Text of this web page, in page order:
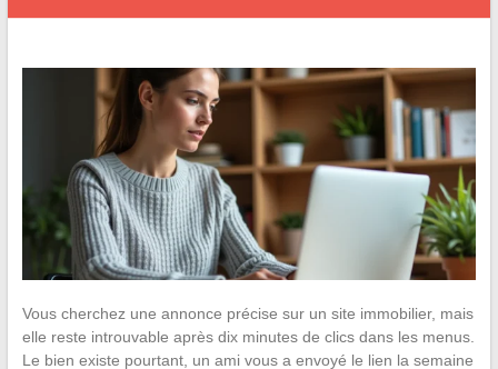
Vous cherchez une annonce précise sur un site immobilier, mais
elle reste introuvable après dix minutes de clics dans les menus.
Le bien existe pourtant, un ami vous a envoyé le lien la semaine